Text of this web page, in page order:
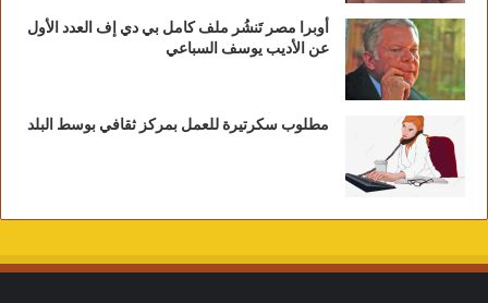
أوبرا مصر تَنشُر ملف كامل بي دي إف العدد الأول
عن الأديب يوسف السباعي
مطلوب سكرتيرة للعمل بمركز ثقافي بوسط البلد